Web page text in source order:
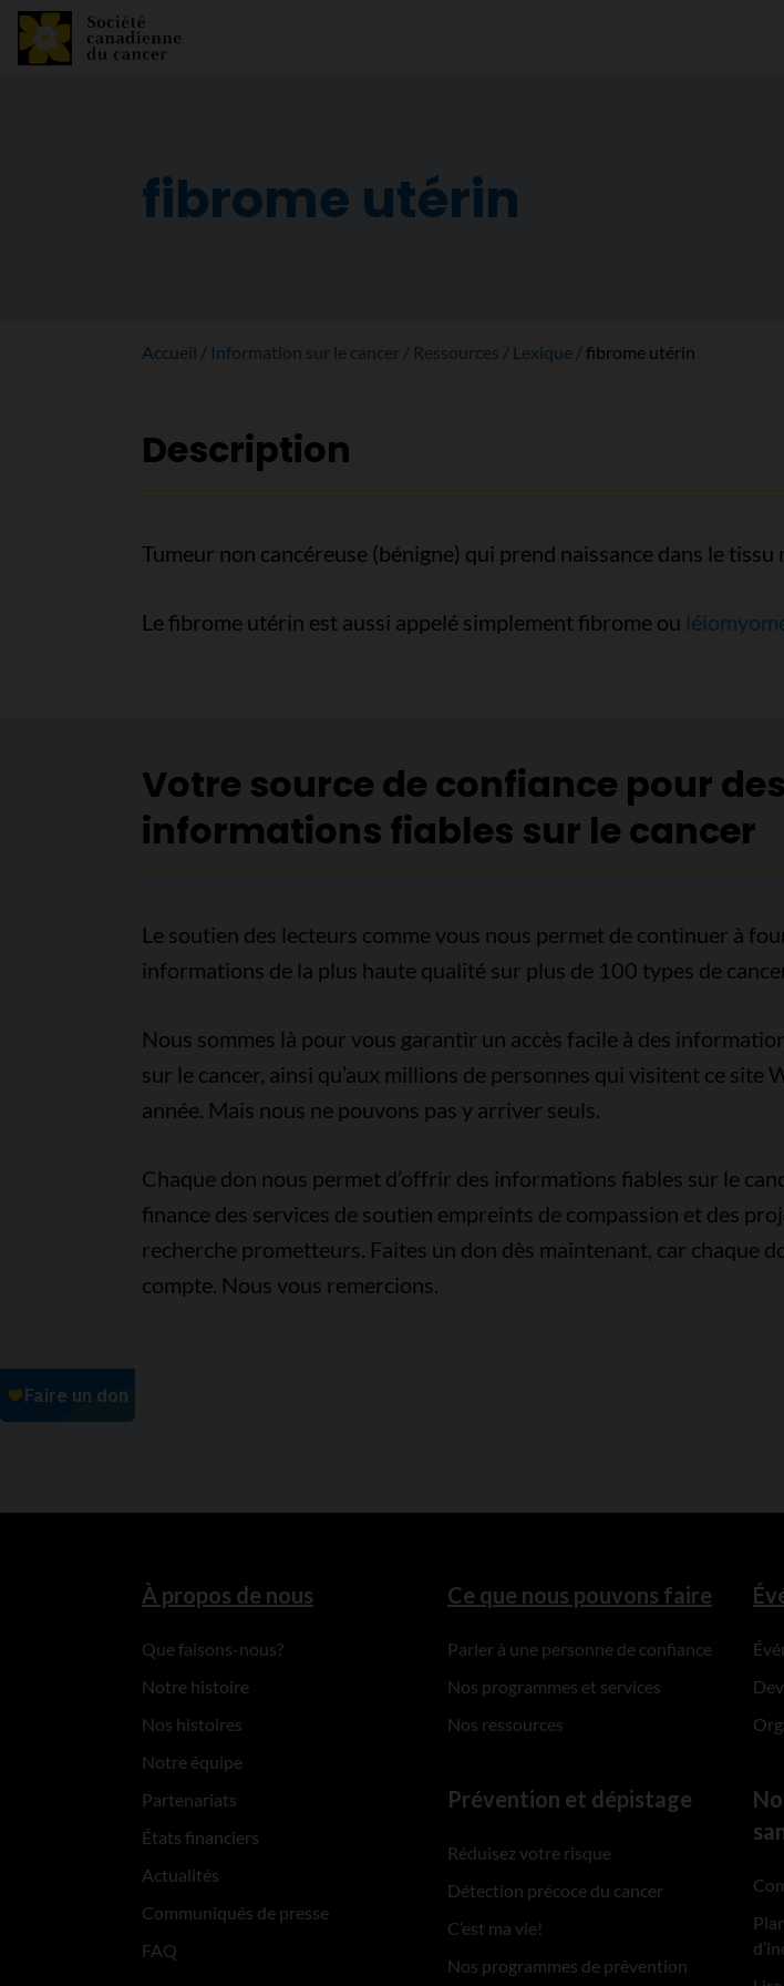
fibrome utérin
Accueil Information sur le cancer Ressources Lexique fibrome utérin
Description
Tumeur non cancéreuse (bénigne) qui prend naissance dans le
Le fibrome utérin est aussi appelé simplement fibrome ou
Votre source de confiance pour des
informations fiables sur le cancer
Le soutien des lecteurs comme vous nous permet de continuer à
informations de la plus haute qualité sur plus de 100 types de
Nous sommes là pour vous garantir un accès facile à des
sur le cancer, ainsi qu’aux millions de personnes qui visitent ce site
année. Mais nous ne pouvons pas y arriver seuls.
Chaque don nous permet d’offrir des informations fiables sur le
finance des services de soutien empreints de compassion et des
recherche prometteurs. Faites un don dès maintenant, car chaque
compte. Nous vous remercions.
À propos de nous
Que faisons-nous?
Notre histoire
Nos histoires
Notre équipe
Partenariats
États financiers
Actualités
Communiqués de presse
FAQ
Ce que nous pouvons faire
Parler à une personne de confiance
Nos programmes et services
Nos ressources
Prévention et dépistage
Réduisez votre risque
Détection précoce du cancer
C’est ma vie!
Nos programmes de prévention